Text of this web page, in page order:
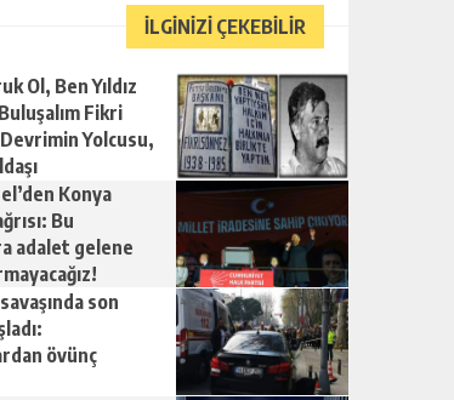
İLGİNİZİ ÇEKEBİLİR
Ol, Ben Yıldız
Fikri
Yolcusu,
Konya
Bu
adalet gelene
son
övünç